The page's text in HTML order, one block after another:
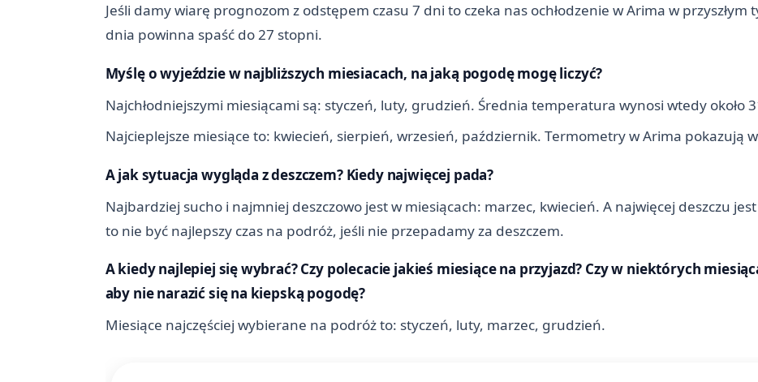
Jeśli damy wiarę prognozom z odstępem czasu 7 dni to czeka nas ochłodzenie w Arima w
dnia powinna spaść do 27 stopni.
Myślę o wyjeździe w najbliższych miesiacach, na jaką pogodę mogę liczyć?
Najchłodniejszymi miesiącami są: styczeń, luty, grudzień. Średnia temperatura wynosi wtedy około
Najcieplejsze miesiące to: kwiecień, sierpień, wrzesień, październik. Termometry w Arima pokazują
A jak sytuacja wygląda z deszczem? Kiedy najwięcej pada?
Najbardziej sucho i najmniej deszczowo jest w miesiącach: marzec, kwiecień. A najwięcej deszczu
to nie być najlepszy czas na podróż, jeśli nie przepadamy za deszczem.
A kiedy najlepiej się wybrać? Czy polecacie jakieś miesiące na przyjazd? Czy w niektórych
aby nie narazić się na kiepską pogodę?
Miesiące najczęściej wybierane na podróż to: styczeń, luty, marzec, grudzień.